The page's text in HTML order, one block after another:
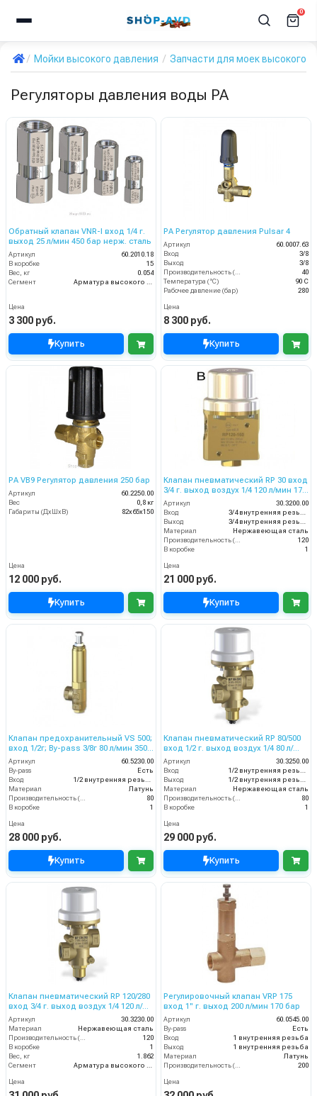
0
Мойки высокого давления Запчасти для моек высокого
Регуляторы давления воды PA
Обратный клапан VNR-I вход 1/4 г.
выход 25 л/мин 450 бар нерж. сталь
Артикул
60.2010.18
В коробке
15
Вес, кг
0.054
Сегмент
Арматура высокого давления
Цена
3 300 руб.
Купить
PA Регулятор давления Pulsar 4
Артикул
60.0007.63
Вход
3/8
Выход
3/8
Производительность (л/мин)
40
Температура (°C)
90 С
Рабочее давление (бар)
280
Цена
8 300 руб.
Купить
PA VB9 Регулятор давления 250 бар
Артикул
60.2250.00
Вес
0,8 кг
Габариты (ДхШхВ)
82х65х150
Цена
12 000 руб.
Купить
Клапан пневматический RP 30 вход
3/4 г. выход воздух 1/4 120 л/мин 175
бар
Артикул
30.3200.00
Вход
Выход
Материал
Нержавеющая сталь
120
В коробке
1
Цена
21 000 руб.
Купить
Клапан предохранительный VS 500;
вход 1/2г; By-pass 3/8г 80 л/мин 350
бар
Артикул
60.5230.00
By-pass
Есть
Вход
Материал
Латунь
80
В коробке
1
Цена
28 000 руб.
Купить
Клапан пневматический RP 80/500
вход 1/2 г. выход воздух 1/4 80 л/
мин 560 бар
Артикул
30.3250.00
Вход
Выход
Материал
Нержавеющая сталь
80
В коробке
1
Цена
29 000 руб.
Купить
Клапан пневматический RP 120/280
вход 3/4 г. выход воздух 1/4 120 л/
мин 310 бар
Артикул
30.3230.00
Материал
Нержавеющая сталь
Производительность (л/мин)
120
В коробке
1
Вес, кг
1.862
Сегмент
Арматура высокого давления
Цена
Регулировочный клапан VRP 175
вход 1'' г. выход 200 л/мин 170 бар
Артикул
60.0545.00
By-pass
Есть
Вход
1 внутренняя резьба
Выход
1 внутренняя резьба
Материал
Латунь
Производительность (л/мин)
200
Цена